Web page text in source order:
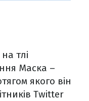
тлі
Маска –
якого він
Twitter